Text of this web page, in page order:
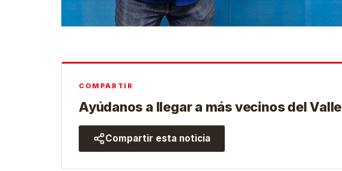
COMPARTIR
Ayúdanos a llegar a más vecinos del Valle
Compartir esta noticia